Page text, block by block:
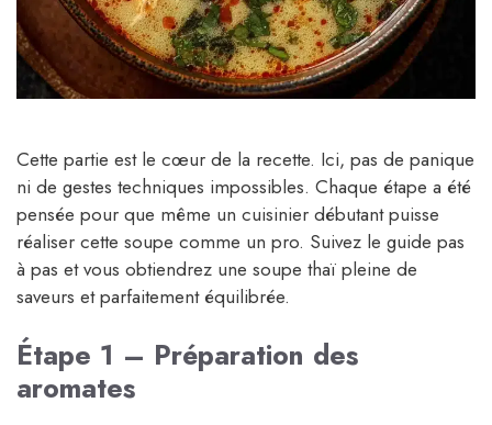
Cette partie est le cœur de la recette. Ici, pas de panique
ni de gestes techniques impossibles. Chaque étape a été
pensée pour que même un cuisinier débutant puisse
réaliser cette soupe comme un pro. Suivez le guide pas
à pas et vous obtiendrez une soupe thaï pleine de
saveurs et parfaitement équilibrée.
Étape 1 – Préparation des
aromates